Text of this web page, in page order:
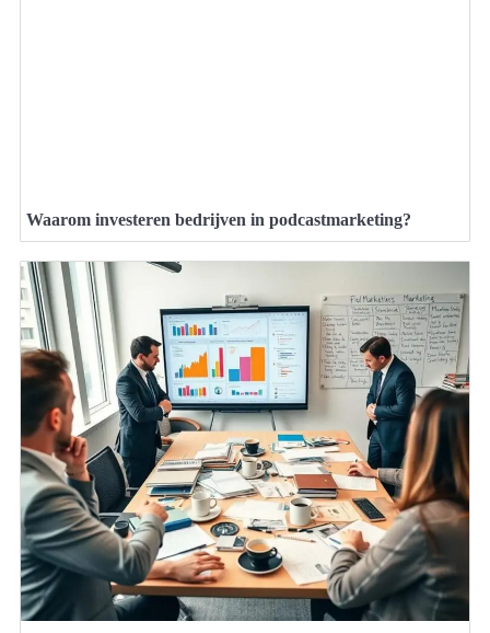
Waarom investeren bedrijven in podcastmarketing?